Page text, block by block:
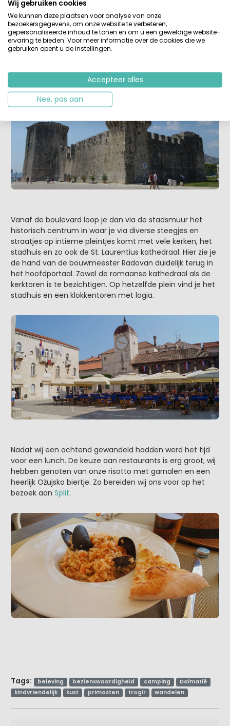
onze parkeerplaats en nog op het vaste land en de brug,
liepen we de eerste smalle straatjes in. Via deze weg
kwamen we uit op de noordelijkste punt van het eiland
waar je het Kamerlengo Fort uit de 15e eeuw kunt
bezichtigen. Voor een klein bedrag kun je een wandeling
Vanaf de boulevard loop je dan via de stadsmuur het
historisch centrum in waar je via diverse steegjes en
straatjes op intieme pleintjes komt met vele kerken, het
stadhuis en zo ook de St. Laurentius kathedraal. Hier zie je
de hand van de bouwmeester Radovan duidelijk terug in
het hoofdportaal. Zowel de romaanse kathedraal als de
kerktoren is te bezichtigen. Op hetzelfde plein vind je het
stadhuis en een klokkentoren met logia.
Nadat wij een ochtend gewandeld hadden werd het tijd
voor een lunch. De keuze aan restaurants is erg groot, wij
hebben genoten van onze risotto met garnalen en een
heerlijk Ožujsko biertje. Zo bereiden wij ons voor op het
bezoek aan Split.
Tags: beleving bezienswaardigheid camping
Dalmatië
kindvriendelijk
kust primosten trogir wandelen
Wij gebruiken cookies
We kunnen deze plaatsen voor analyse van onze
bezoekersgegevens, om onze website te verbeteren,
gepersonaliseerde inhoud te tonen en om u een geweldige website-
ervaring te bieden. Voor meer informatie over de cookies die we
gebruiken opent u de instellingen.
Accepteer alles
Nee, pas aan